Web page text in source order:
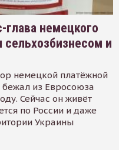
немецкого
сельхозбизнесом и
немецкой платёжной
из Евросоюза
Сейчас он живёт
по России и даже
Украины